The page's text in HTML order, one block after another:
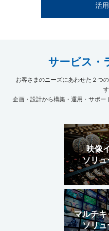
活
サービス・
お客さまのニーズにあわせた２つ
す
企画・設計から構築・運用・サポー
映像
ソリュ
マルチ
ソリュ